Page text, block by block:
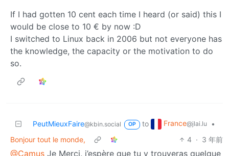
If I had gotten 10 cent each time I heard (or said) this I
would be close to 10 € by now :D
I switched to Linux back in 2006 but not everyone has
the knowledge, the capacity or the motivation to do
so.
PeutMieuxFaire@kbin.social OP to France@jlai.lu
•
Bonjour tout le monde,
4 · 3 年前
@Camus Je Merci, j’espère que tu y trouveras quelque